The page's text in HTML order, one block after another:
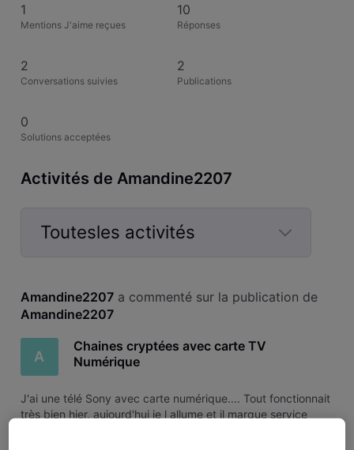
1
Mentions J'aime reçues
10
Réponses
2
Conversations suivies
2
Publications
0
Solutions acceptées
Activités de Amandine2207
Toutesles activités
activités
Amandine2207 a commenté sur la publication de
Amandine2207
A
Chaines cryptées avec carte TV
Numérique
​J'ai une télé Sony avec carte numérique.... Tout fonctionnait
très bien hier, aujourd'hui je l allume et il marque service